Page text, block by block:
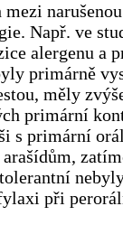
Např. ve
alergenu a
primárně
měly
primární
s primární
při